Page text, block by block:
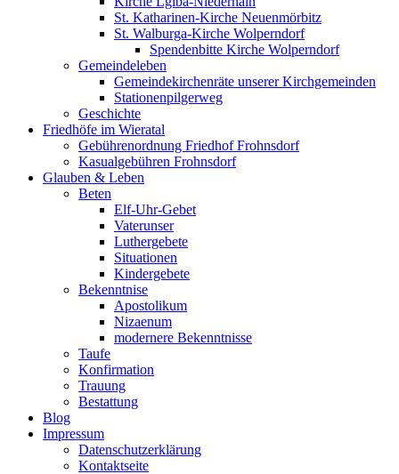
St. Katharinen-Kirche Neuenmörbitz
St. Walburga-Kirche Wolperndorf
Spendenbitte Kirche Wolperndorf
Gemeindeleben
Gemeindekirchenräte unserer Kirchgemeinden
Stationenpilgerweg
Geschichte
Friedhöfe im Wieratal
Gebührenordnung Friedhof Frohnsdorf
Kasualgebühren Frohnsdorf
Glauben & Leben
Beten
Elf-Uhr-Gebet
Vaterunser
Luthergebete
Situationen
Kindergebete
Bekenntnise
Apostolikum
Nizaenum
modernere Bekenntnisse
Taufe
Konfirmation
Trauung
Bestattung
Blog
Impressum
Datenschutzerklärung
Kontaktseite